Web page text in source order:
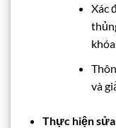
Xác
và
Thực hiện